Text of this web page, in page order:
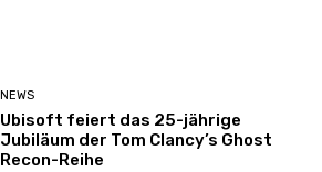
NEWS
Ubisoft feiert das 25-jährige
Jubiläum der Tom Clancy’s Ghost
Recon-Reihe